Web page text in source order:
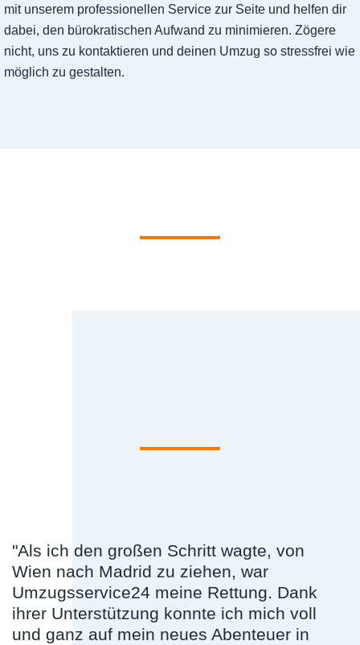
mit unserem professionellen Service zur Seite und helfen dir
dabei, den bürokratischen Aufwand zu minimieren. Zögere
nicht, uns zu kontaktieren und deinen Umzug so stressfrei wie
möglich zu gestalten.
"Als ich den großen Schritt wagte, von
Wien nach Madrid zu ziehen, war
Umzugsservice24 meine Rettung. Dank
ihrer Unterstützung konnte ich mich voll
und ganz auf mein neues Abenteuer in